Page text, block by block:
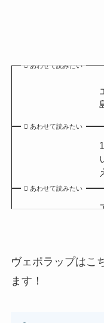
あわせて読みたい
あわせて読みたい
あわせて読みたい
ヴェポラップはこ
ます！